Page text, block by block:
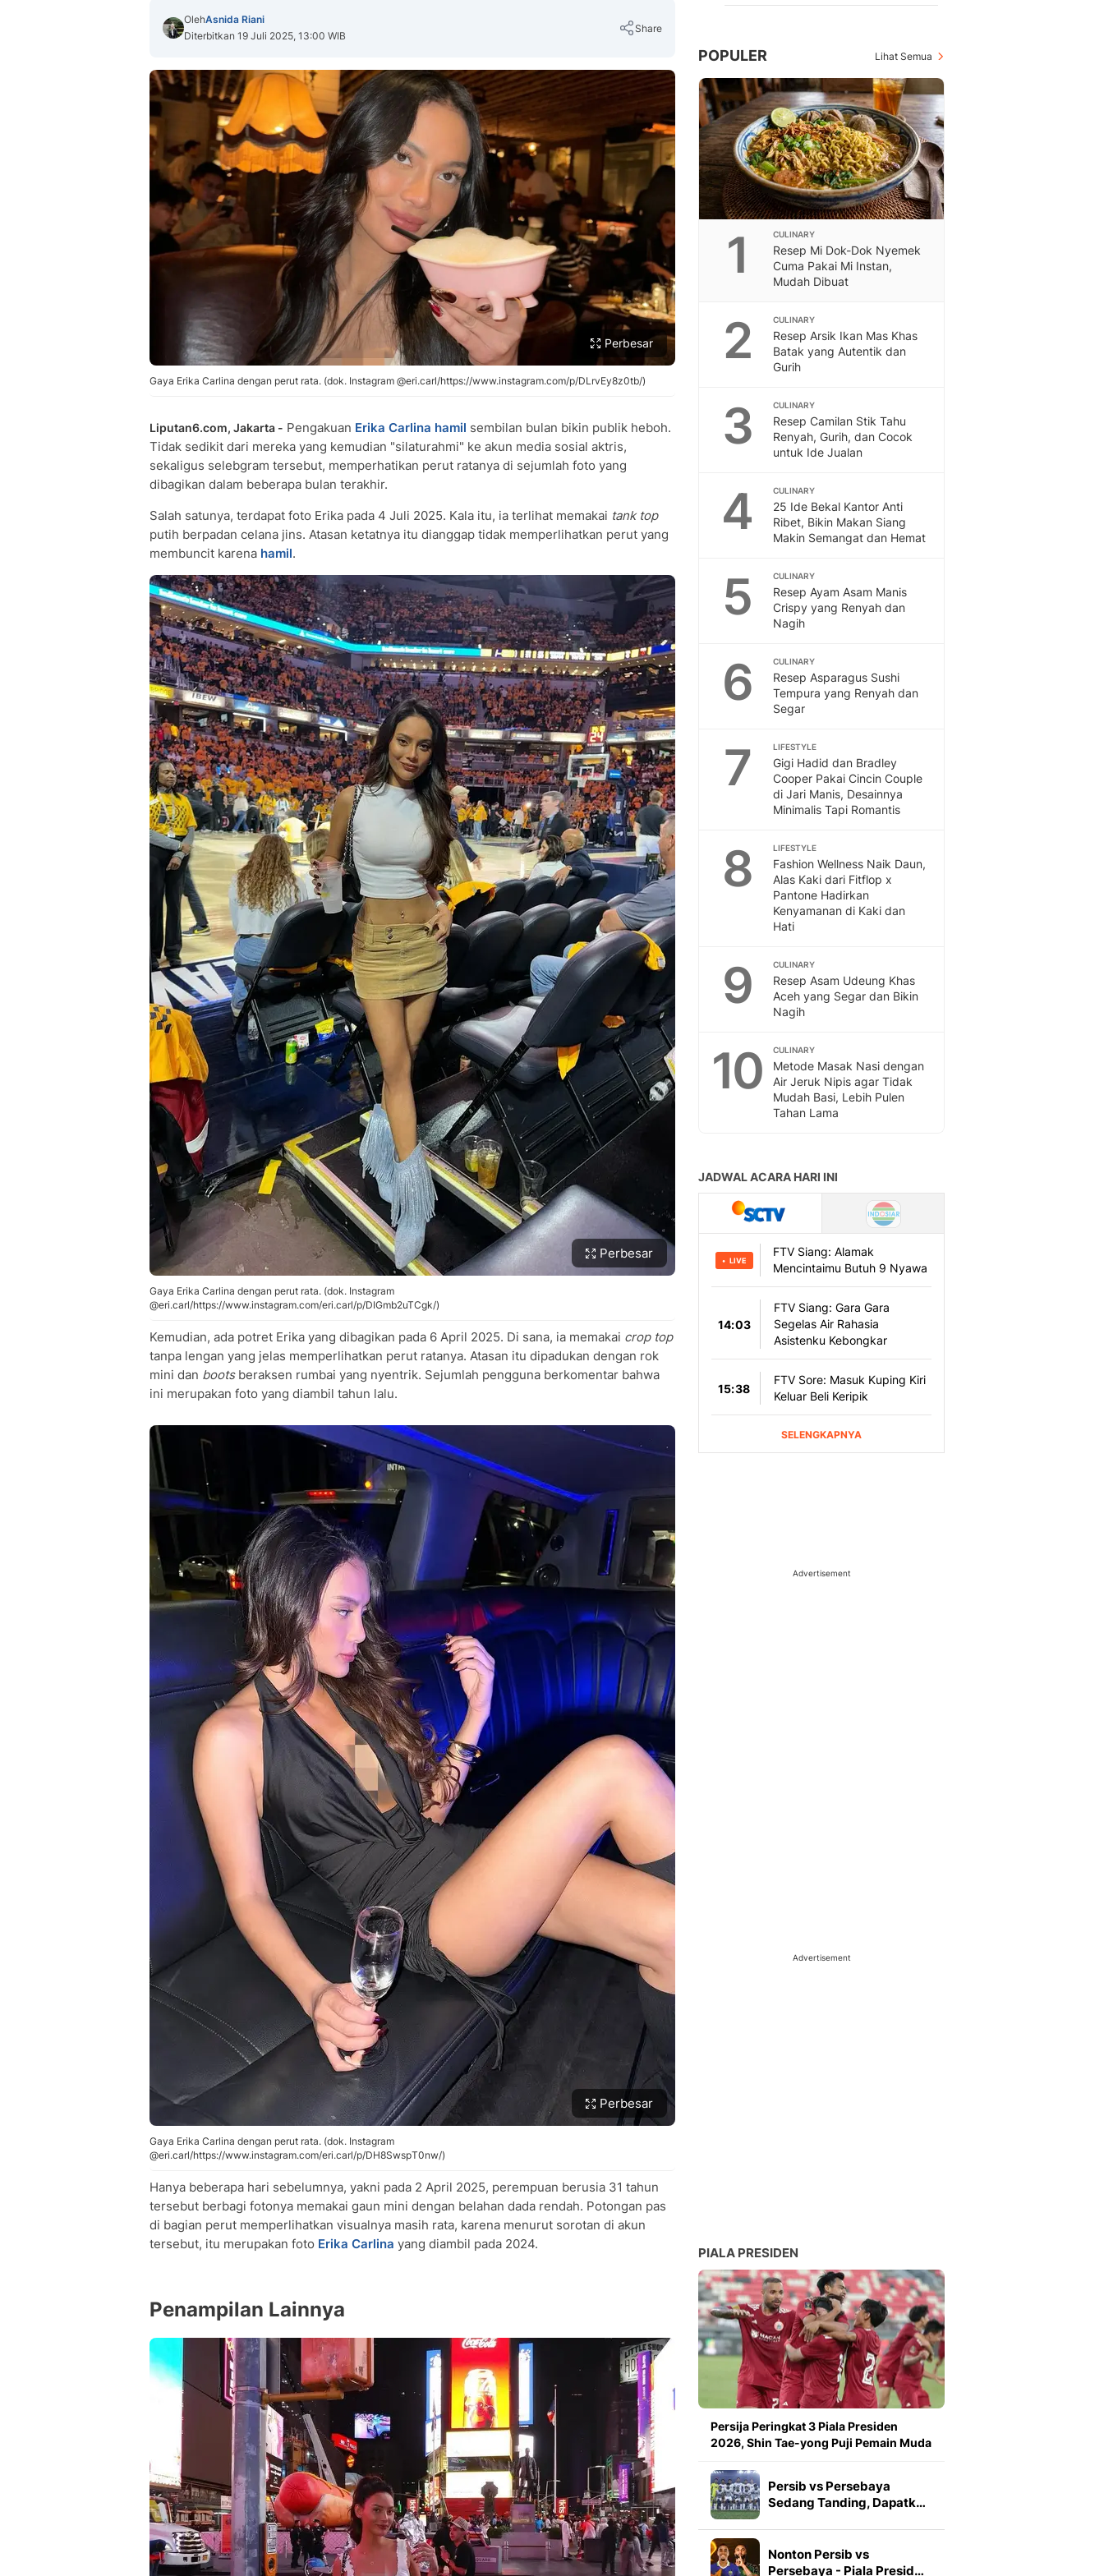
OlehAsnida Riani
Diterbitkan 19 Juli 2025, 13:00 WIB
Share
Copy Link
Perbesar
Gaya Erika Carlina dengan perut rata. (dok. Instagram @eri.carl/https://www.instagram.com/p/DLrvEy8z0tb/)
Liputan6.com, Jakarta - Pengakuan Erika Carlina hamil sembilan bulan bikin publik heboh.
Tidak sedikit dari mereka yang kemudian "silaturahmi" ke akun media sosial aktris,
sekaligus selebgram tersebut, memperhatikan perut ratanya di sejumlah foto yang
dibagikan dalam beberapa bulan terakhir.
Salah satunya, terdapat foto Erika pada 4 Juli 2025. Kala itu, ia terlihat memakai tank top
putih berpadan celana jins. Atasan ketatnya itu dianggap tidak memperlihatkan perut yang
membuncit karena hamil.
Perbesar
Gaya Erika Carlina dengan perut rata. (dok. Instagram
@eri.carl/https://www.instagram.com/eri.carl/p/DIGmb2uTCgk/)
Kemudian, ada potret Erika yang dibagikan pada 6 April 2025. Di sana, ia memakai crop top
tanpa lengan yang jelas memperlihatkan perut ratanya. Atasan itu dipadukan dengan rok
mini dan boots beraksen rumbai yang nyentrik. Sejumlah pengguna berkomentar bahwa
ini merupakan foto yang diambil tahun lalu.
Perbesar
Gaya Erika Carlina dengan perut rata. (dok. Instagram
@eri.carl/https://www.instagram.com/eri.carl/p/DH8SwspT0nw/)
Hanya beberapa hari sebelumnya, yakni pada 2 April 2025, perempuan berusia 31 tahun
tersebut berbagi fotonya memakai gaun mini dengan belahan dada rendah. Potongan pas
di bagian perut memperlihatkan visualnya masih rata, karena menurut sorotan di akun
tersebut, itu merupakan foto Erika Carlina yang diambil pada 2024.
Penampilan Lainnya
POPULER Lihat Semua
1 CULINARY
Resep Mi Dok-Dok Nyemek
Cuma Pakai Mi Instan,
Mudah Dibuat
2 CULINARY
Resep Arsik Ikan Mas Khas
Batak yang Autentik dan
Gurih
3 CULINARY
Resep Camilan Stik Tahu
Renyah, Gurih, dan Cocok
untuk Ide Jualan
4 CULINARY
25 Ide Bekal Kantor Anti
Ribet, Bikin Makan Siang
Makin Semangat dan Hemat
5 CULINARY
Resep Ayam Asam Manis
Crispy yang Renyah dan
Nagih
6 CULINARY
Resep Asparagus Sushi
Tempura yang Renyah dan
Segar
7 LIFESTYLE
Gigi Hadid dan Bradley
Cooper Pakai Cincin Couple
di Jari Manis, Desainnya
Minimalis Tapi Romantis
8 LIFESTYLE
Fashion Wellness Naik Daun,
Alas Kaki dari Fitflop x
Pantone Hadirkan
Kenyamanan di Kaki dan
Hati
9 CULINARY
Resep Asam Udeung Khas
Aceh yang Segar dan Bikin
Nagih
10 CULINARY
Metode Masak Nasi dengan
Air Jeruk Nipis agar Tidak
Mudah Basi, Lebih Pulen
Tahan Lama
Advertisement
Advertisement
PIALA PRESIDEN
Persija Peringkat 3 Piala Presiden
2026, Shin Tae-yong Puji Pemain Muda
Persib vs Persebaya
Sedang Tanding, Dapatk…
Nonton Persib vs
Persebaya - Piala Presid…